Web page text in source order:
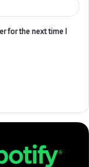
for the next time I